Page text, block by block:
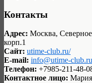
Контакты
Адрес: Москва, Северное
корп.1
Сайт: utime-club.ru/
E-mail: info@utime-club.ru
Телефон: +7985-211-48-
Контактное лицо: